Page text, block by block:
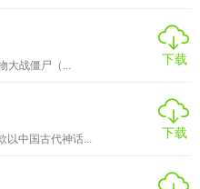
大战僵尸（...
下载
以中国古代神话...
下载